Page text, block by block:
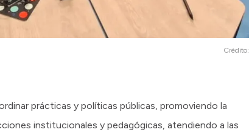
Crédito:
prácticas y políticas públicas, promoviendo la
institucionales y pedagógicas, atendiendo a las